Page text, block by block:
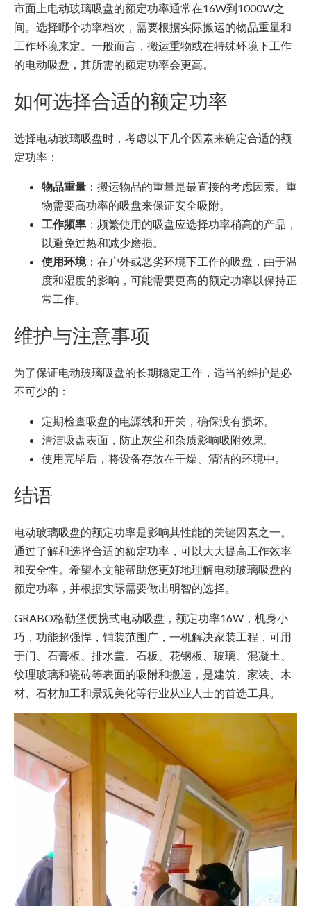
市面上电动玻璃吸盘的额定功率通常在16W到1000W之
间。选择哪个功率档次，需要根据实际搬运的物品重量和
工作环境来定。一般而言，搬运重物或在特殊环境下工作
的电动吸盘，其所需的额定功率会更高。
如何选择合适的额定功率
选择电动玻璃吸盘时，考虑以下几个因素来确定合适的额
定功率：
物品重量 ：搬运物品的重量是最直接的考虑因素。重
物需要高功率的吸盘来保证安全吸附。
工作频率 ：频繁使用的吸盘应选择功率稍高的产品，
以避免过热和减少磨损。
使用环境：在户外或恶劣环境下工作的吸盘，由于温
度和湿度的影响，可能需要更高的额定功率以保持正
常工作。
维护与注意事项
为了保证电动玻璃吸盘的长期稳定工作，适当的维护是必
不可少的：
定期检查吸盘的电源线和开关，确保没有损坏。
清洁吸盘表面，防止灰尘和杂质影响吸附效果。
使用完毕后，将设备存放在干燥、清洁的环境中。
结语
电动玻璃吸盘的额定功率是影响其性能的关键因素之一。
通过了解和选择合适的额定功率，可以大大提高工作效率
和安全性。希望本文能帮助您更好地理解电动玻璃吸盘的
额定功率，并根据实际需要做出明智的选择。
GRABO格勒堡便携式电动吸盘，额定功率16W，机身小
巧，功能超强悍，铺装范围广，一机解决家装工程，可用
于门、石膏板、排水盖、石板、花钢板、玻璃、混凝土、
纹理玻璃和瓷砖等表面的吸附和搬运，是建筑、家装、木
材、石材加工和景观美化等行业从业人士的首选工具。